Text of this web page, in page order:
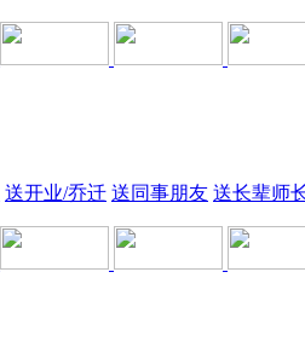
送开业/乔迁 送同事朋友 送长辈师